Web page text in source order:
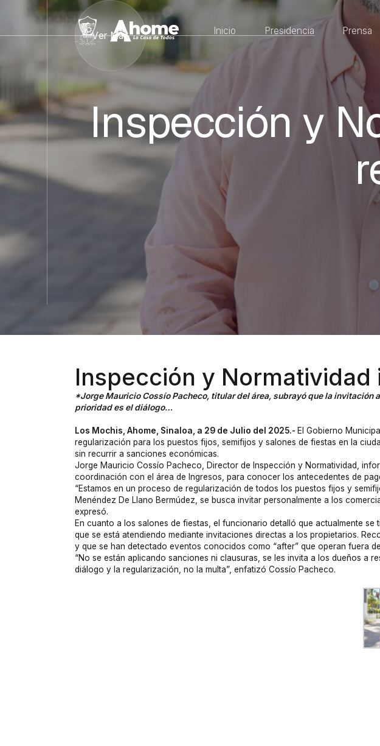
Inicio Presidencia Prensa
Inspección y
Ver Más
Inspección y
*Jorge Mauricio Cossío Pacheco, titular del área, subrayó que la
prioridad es el diálogo…
Los Mochis, Ahome, Sinaloa, a 29 de Julio del 2025.- El Gobierno
regularización para los puestos fijos, semifijos y salones de fiestas en la
sin recurrir a sanciones económicas.
Jorge Mauricio Cossío Pacheco, Director de Inspección y Normatividad,
coordinación con el área de Ingresos, para conocer los antecedentes de
“Estamos en un proceso de regularización de todos los puestos fijos y
Menéndez De Llano Bermúdez, se busca invitar personalmente a los
expresó.
En cuanto a los salones de fiestas, el funcionario detalló que actualmente
que se está atendiendo mediante invitaciones directas a los propietarios.
y que se han detectado eventos conocidos como “after” que operan fuera
“No se están aplicando sanciones ni clausuras, se les invita a los dueños a
diálogo y la regularización, no la multa”, enfatizó Cossío Pacheco.